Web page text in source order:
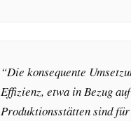
“Die konsequente
Effizienz, etwa in Bezug
Produktionsstätten sind